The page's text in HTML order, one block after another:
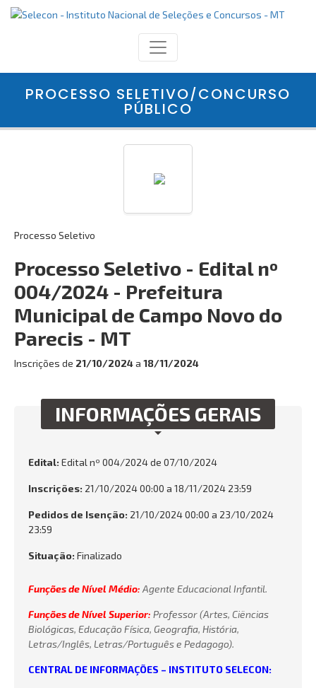
PROCESSO SELETIVO/CONCURSO
PÚBLICO
Processo Seletivo
Processo Seletivo - Edital nº
004/2024 - Prefeitura
Municipal de Campo Novo do
Parecis - MT
Inscrições de 21/10/2024a 18/11/2024
INFORMAÇÕES GERAIS
Edital: Edital nº 004/2024 de 07/10/2024
Inscrições: 21/10/2024 00:00 a 18/11/2024 23:59
Pedidos de Isenção: 21/10/2024 00:00 a 23/10/2024
23:59
Situação: Finalizado
Funções de Nível Médio: Agente Educacional Infantil.
Funções de Nível Superior: Professor (Artes, Ciëncias
Biológicas, Educação Física, Geografia, História,
Letras/Inglês, Letras/Português e Pedagogo).
CENTRAL DE INFORMAÇÕES – INSTITUTO SELECON: